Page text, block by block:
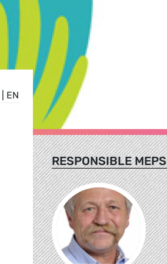
EN
RESPONSIBLE MEPS